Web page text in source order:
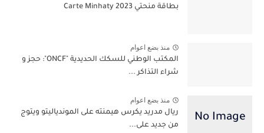
بطاقة منحتي Carte Minhaty 2023
منذ بضع اعوام
المكتب الوطني للسكك الحديدية "ONCF": حجز و
شراء التذاكر ...
منذ بضع اعوام
ريال مدريد يكرس هيمنته على الموندياليتو ويتوج
من جديد على...